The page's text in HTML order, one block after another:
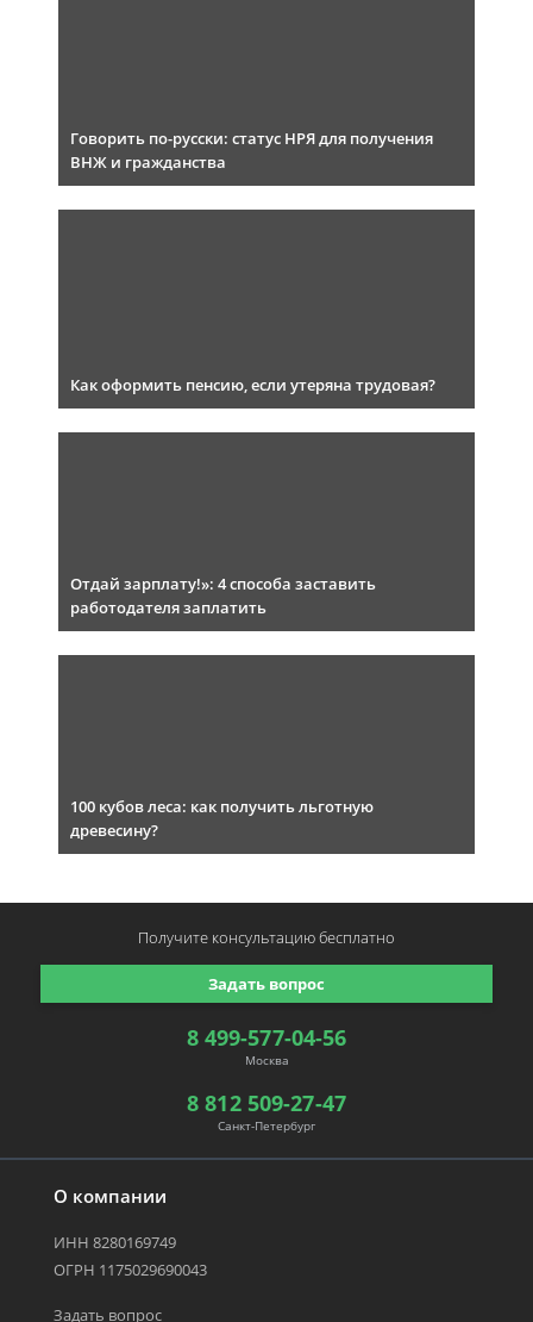
Говорить по-русски: статус НРЯ для получения
ВНЖ и гражданства
Как оформить пенсию, если утеряна трудовая?
Отдай зарплату!»: 4 способа заставить
работодателя заплатить
100 кубов леса: как получить льготную
древесину?
О компании
ИНН 8280169749
ОГРН 1175029690043
Задать вопрос
8 499-577-04-56
Москва
8 812 509-27-47
Санкт-Петербург
Задать вопрос
Получите консультациюбесплатно